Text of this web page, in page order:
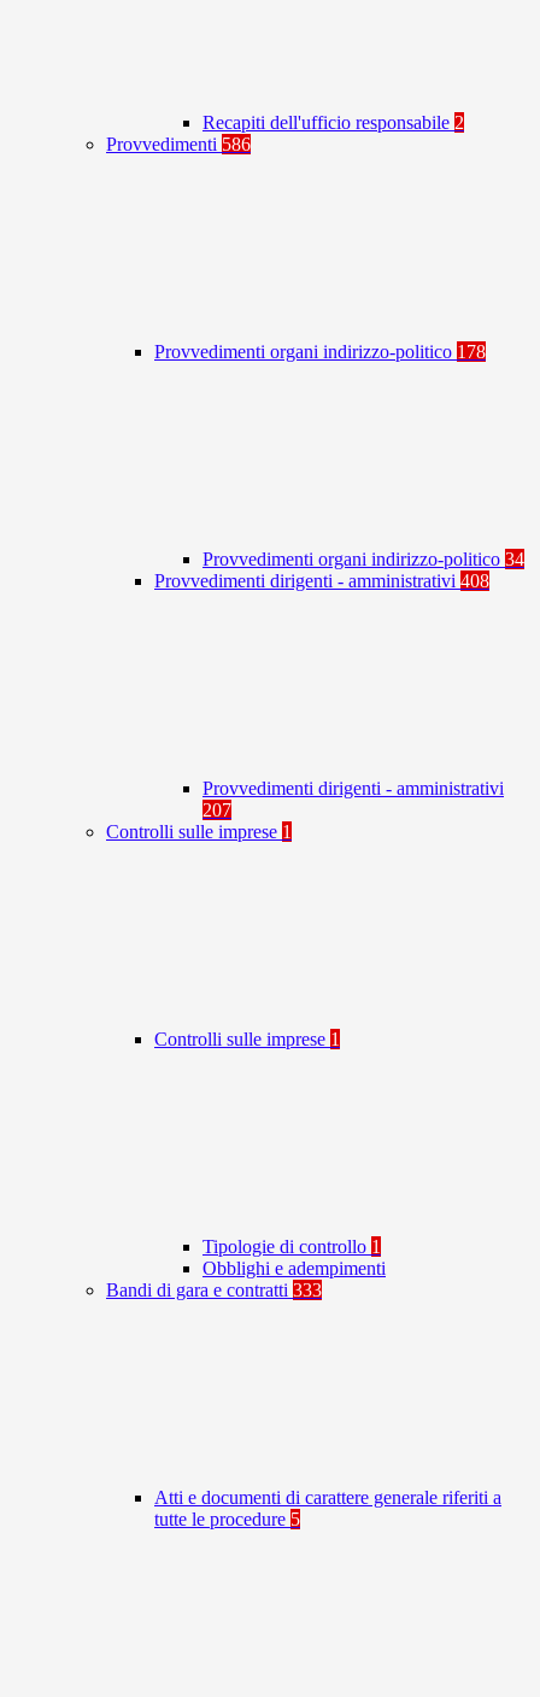
Recapiti dell'ufficio responsabile 2
Provvedimenti 586
Provvedimenti organi indirizzo-politico 178
Provvedimenti organi indirizzo-politico 34
Provvedimenti dirigenti - amministrativi 408
Provvedimenti dirigenti - amministrativi
207
Controlli sulle imprese 1
Controlli sulle imprese 1
Tipologie di controllo 1
Obblighi e adempimenti
Bandi di gara e contratti 333
Atti e documenti di carattere generale riferiti a
tutte le procedure 5